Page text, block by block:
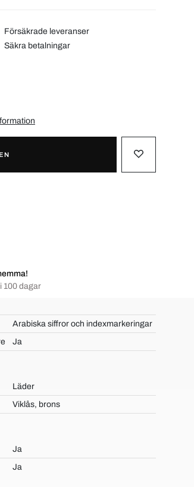
Försäkrade leveranser
Säkra betalningar
100 dagar
Arabiska siffror och indexmarkeringar
Ja
Läder
Viklås, brons
Ja
Ja